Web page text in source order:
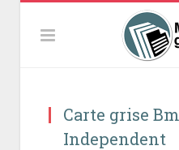
Carte grise
Independent